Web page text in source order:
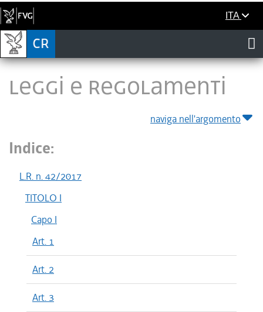
ITA
LEGGI E REGOLAMENTI
naviga nell'argomento
Indice:
L.R. n. 42/2017
TITOLO I
Capo I
Art. 1
Art. 2
Art. 3